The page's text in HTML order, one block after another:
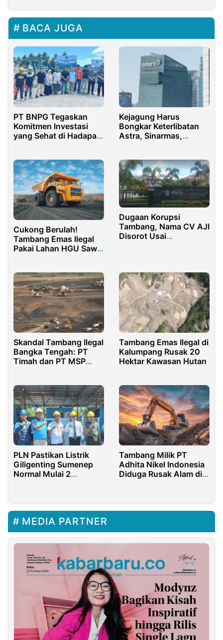
BACA JUGA
PT BNPG Tegaskan
Komitmen Investasi
yang Sehat di Hadapan
Kejagung Harus
Bongkar Keterlibatan
Astra, Sinarmas,
Pertamina
Cukong Berulah!
Tambang Emas Ilegal
Pakai Lahan HGU Sawit
Dugaan Korupsi
Tambang, Nama CV AJI
Disorot Usai
Skandal Tambang Ilegal
Bangka Tengah: PT
Timah dan PT MSP
Miliaran
Tambang Emas Ilegal di
Kalumpang Rusak 20
Hektar Kawasan Hutan
PLN Pastikan Listrik
Giligenting Sumenep
Normal Mulai 2
Tambang Milik PT
Adhita Nikel Indonesia
Diduga Rusak Alam di
MEDIA PARTNER